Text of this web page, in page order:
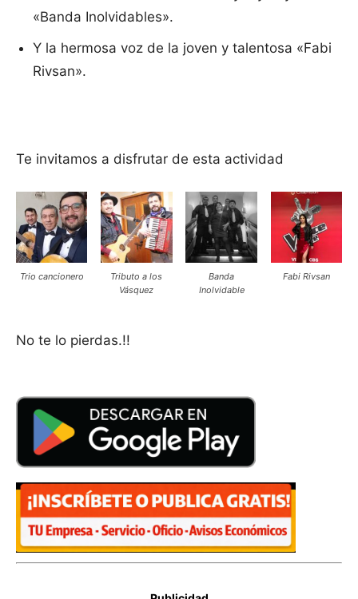
«Banda Inolvidables».
Y la hermosa voz de la joven y talentosa «Fabi
Rivsan».
Te invitamos a disfrutar de esta actividad
Trio cancionero
Tributo a los
Vásquez
Banda
Inolvidable
Fabi Rivsan
No te lo pierdas.!!